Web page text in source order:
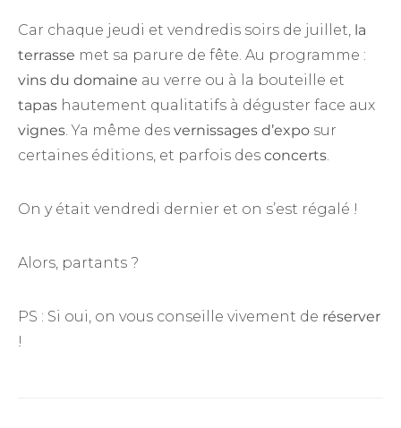
Car chaque jeudi et vendredis soirs de juillet, la
terrasse met sa parure de fête. Au programme :
vins du domaine au verre ou à la bouteille et
tapas hautement qualitatifs à déguster face aux
vignes. Ya même des vernissages d’expo sur
certaines éditions, et parfois des concerts.
On y était vendredi dernier et on s’est régalé !
Alors, partants ?
PS : Si oui, on vous conseille vivement de réserver
!